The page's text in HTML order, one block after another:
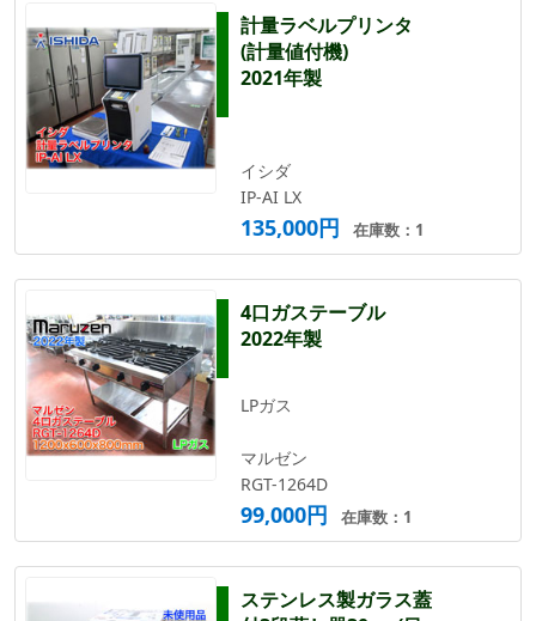
計量ラベルプリンタ
(計量値付機)
2021年製
イシダ
IP-AI LX
135,000円 在庫数：1
4口ガステーブル
2022年製
LPガス
マルゼン
RGT-1264D
99,000円 在庫数：1
ステンレス製ガラス蓋